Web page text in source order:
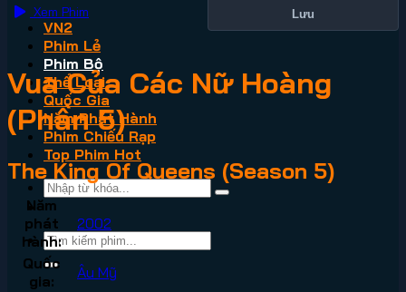
VN2
Phim Lẻ
Phim Bộ
Thể Loại
Quốc Gia
Năm Phát Hành
Phim Chiếu Rạp
Top Phim Hot
Xem Phim Lưu
Vua Của Các Nữ Hoàng
(Phần 5)
The King Of Queens (Season 5)
Năm
phát
hành:
2002
Quốc
gia:
Âu Mỹ